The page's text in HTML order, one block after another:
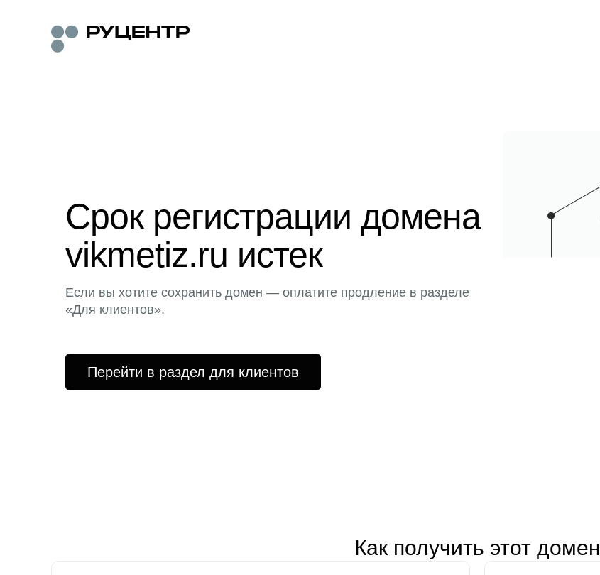
Срок регистрации домена
vikmetiz.ru истек
Если вы хотите сохранить домен — оплатите продление в разделе
«Для клиентов».
Перейти в раздел для клиентов
Как получить этот домен